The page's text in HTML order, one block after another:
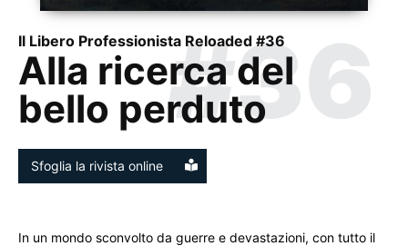
#36
Il Libero Professionista Reloaded #36
Alla ricerca del
bello perduto
Sfoglia la rivista online
In un mondo sconvolto da guerre e devastazioni, con tutto il